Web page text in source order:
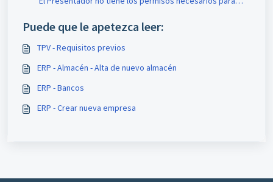
Puede que le apetezca leer:
TPV - Requisitos previos
ERP - Almacén - Alta de nuevo almacén
ERP - Bancos
ERP - Crear nueva empresa